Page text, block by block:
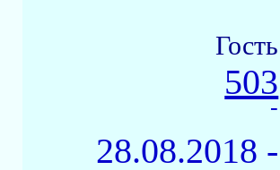
Гость
503
-
28.08.2018 -